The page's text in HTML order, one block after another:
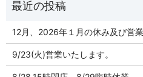
12月、2026年１月の休み及び営
9/23(火)営業いたします。